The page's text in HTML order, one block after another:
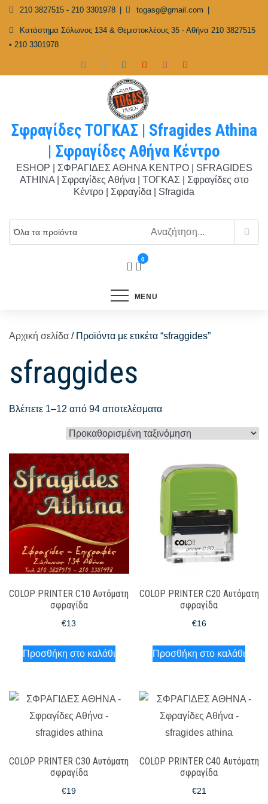
Skip
content
210 3827515 - 210 3301978 togasg@gmail.com
Κατάστημα Σόλωνος 134 & Θεμιστοκλέους 35 - Αθήνα 210 3827515
• 210 3301978
Σφραγίδες ΤΟΓΚΑΣ | Sfragides Athina
| Σφραγίδες Αθήνα Κέντρο
ESHOP | ΣΦΡΑΓΙΔΕΣ ΑΘΗΝΑ ΚΕΝΤΡΟ | SFRAGIDES
ATHINA | Σφραγίδες Αθήνα | ΤΟΓΚΑΣ | Σφραγίδες στο
Κέντρο | Σφραγίδα | Sfragida
0
MENU
Αρχική σελίδα / Προϊόντα με ετικέτα “sfraggides”
sfraggides
Βλέπετε 1–12 από 94 αποτελέσματα
COLOP PRINTER C10 Αυτόματη
σφραγίδα
€13
Προσθήκη στο καλάθι
COLOP PRINTER C20 Αυτόματη
σφραγίδα
€16
Προσθήκη στο καλάθι
COLOP PRINTER C30 Αυτόματη
σφραγίδα
€19
COLOP PRINTER C40 Αυτόματη
σφραγίδα
€21